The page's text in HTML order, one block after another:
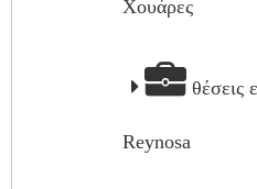
Χουάρες
θέσεις
Reynosa